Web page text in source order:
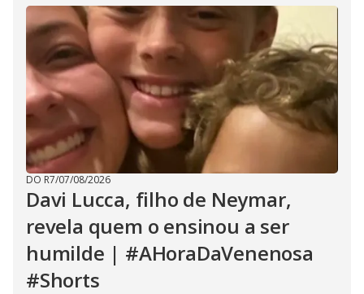
DO R7/07/08/2026
Davi Lucca, filho de Neymar,
revela quem o ensinou a ser
humilde | #AHoraDaVenenosa
#Shorts